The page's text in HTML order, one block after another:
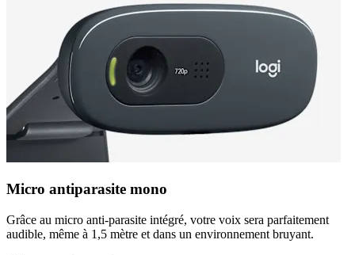
Micro antiparasite mono
Grâce au micro anti-parasite intégré, votre voix sera parfaitement
audible, même à 1,5 mètre et dans un environnement bruyant.